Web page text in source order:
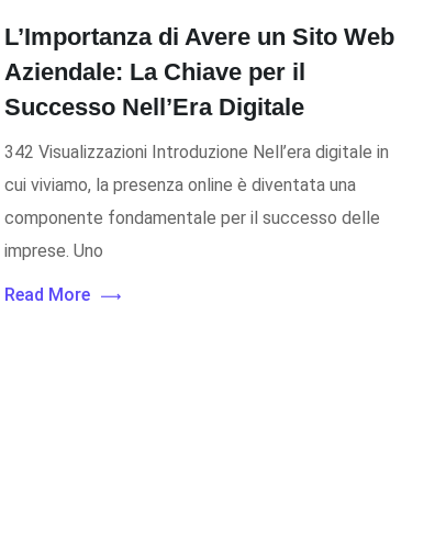
L’Importanza di Avere un Sito Web
Aziendale: La Chiave per il
Successo Nell’Era Digitale
342 Visualizzazioni Introduzione Nell’era digitale in
cui viviamo, la presenza online è diventata una
componente fondamentale per il successo delle
imprese. Uno
Read More